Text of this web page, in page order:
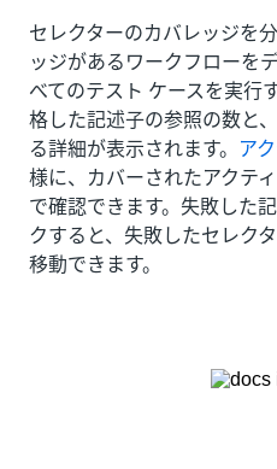
セレクターのカバレッジを
ッジがあるワークフローを
べてのテスト ケースを実行
格した記述子の参照の数と
る詳細が表示されます。 ア
様に、カバーされたアクテ
で確認できます。失敗した
クすると、失敗したセレク
移動できます。